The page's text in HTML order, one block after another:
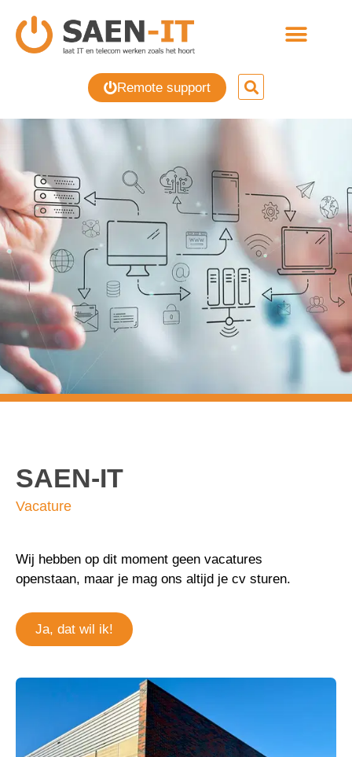
Remote support
Vacature
SAEN-IT
Vacature
Wij hebben op dit moment geen vacatures
openstaan, maar je mag ons altijd je cv sturen.
Ja, dat wil ik!